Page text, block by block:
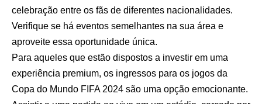
celebração entre os fãs de diferentes nacionalidades.
Verifique se há eventos semelhantes na sua área e
aproveite essa oportunidade única.
Para aqueles que estão dispostos a investir em uma
experiência premium, os ingressos para os jogos da
Copa do Mundo FIFA 2024 são uma opção emocionante.